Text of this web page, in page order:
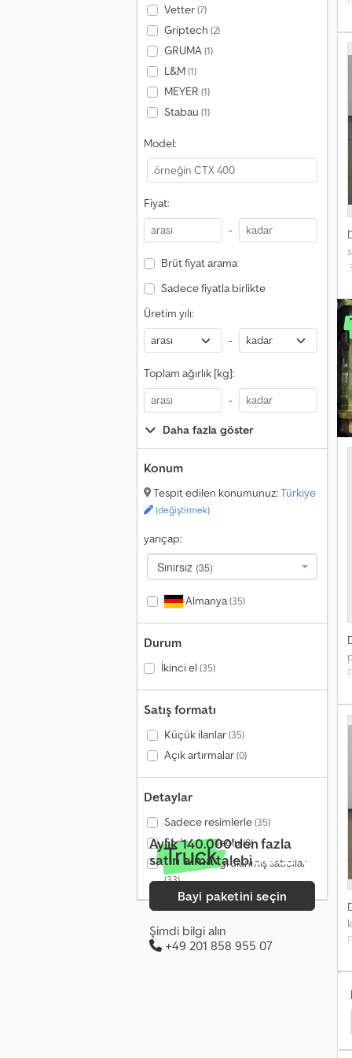
Vetter(7)
Griptech (2)
GRUMA(1)
L&M(1)
MEYER (1)
Stabau (1)
Model:
Fiyat:
-
Brüt fiyat arama
Sadece fiyatla birlikte
Üretim yılı:
-
Toplam ağırlık [kg]:
-
Daha fazla göster
Konum
Tespit edilen konumunuz:Türkiye
(değiştirmek)
yarıçap:
Sınırsız (35)
Almanya(35)
Durum
İkinci el (35)
Satış formatı
Küçük ilanlar(35)
Açık artırmalar(0)
Detaylar
Sadece resimlerle(35)
Sadece videolu(0)
Yalnızca doğrulanmış satıcılar
(33)
Aylık 140.000'den fazla
satın alma talebi
Bayi paketini seçin
Şimdi bilgi alın
+49 201 858 955 07